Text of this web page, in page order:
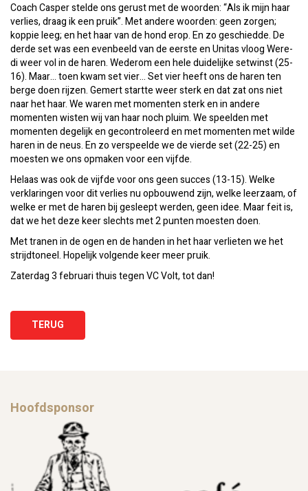
Coach Casper stelde ons gerust met de woorden: “Als ik mijn haar
verlies, draag ik een pruik”. Met andere woorden: geen zorgen;
koppie leeg; en het haar van de hond erop. En zo geschiedde. De
derde set was een evenbeeld van de eerste en Unitas vloog Were-
di weer vol in de haren. Wederom een hele duidelijke setwinst (25-
16). Maar… toen kwam set vier… Set vier heeft ons de haren ten
berge doen rijzen. Gemert startte weer sterk en dat zat ons niet
naar het haar. We waren met momenten sterk en in andere
momenten wisten wij van haar noch pluim. We speelden met
momenten degelijk en gecontroleerd en met momenten met wilde
haren in de neus. En zo verspeelde we de vierde set (22-25) en
moesten we ons opmaken voor een vijfde.
Helaas was ook de vijfde voor ons geen succes (13-15). Welke
verklaringen voor dit verlies nu opbouwend zijn, welke leerzaam, of
welke er met de haren bij gesleept werden, geen idee. Maar feit is,
dat we het deze keer slechts met 2 punten moesten doen.
Met tranen in de ogen en de handen in het haar verlieten we het
strijdtoneel. Hopelijk volgende keer meer pruik.
Zaterdag 3 februari thuis tegen VC Volt, tot dan!
TERUG
Hoofdsponsor